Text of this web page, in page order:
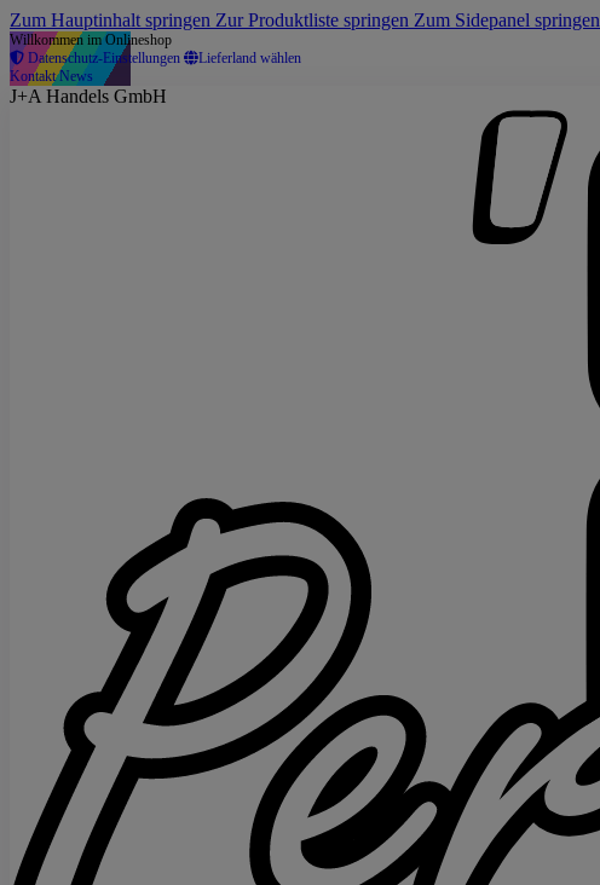
Zum Hauptinhalt springen Zur Produktliste springen Zum Sidepanel springen
Willkommen im Onlineshop
Datenschutz-Einstellungen
Lieferland wählen
KontaktNews
J+A Handels GmbH